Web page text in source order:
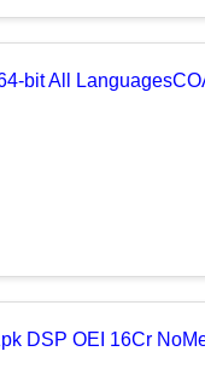
bit All
DSP OEI 16Cr